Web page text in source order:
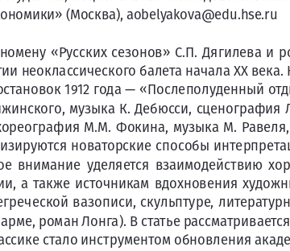
(Москва), aobelyakova@edu.hse.ru
«Русских сезонов» С.П. Дягилева и
неоклассического балета начала XX века.
1912 года — «Послеполуденный
музыка К. Дебюсси, сценография
М.М. Фокина, музыка М. Равеля,
новаторские способы
внимание  уделяется  взаимодействию
а  также  источникам  вдохновения
вазописи, скульптуре,
роман Лонга). В статье
стало инструментом обновления